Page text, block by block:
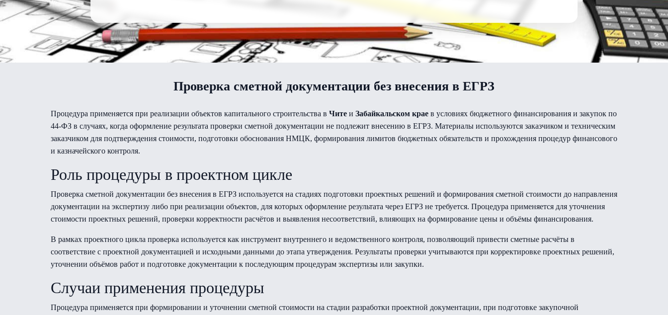
Проверка сметной документации без внесения в ЕГРЗ
Процедура применяется при реализации объектов капитального строительства в Чите и Забайкальском крае в условиях бюджетного финансирования и закупок по
44-ФЗ в случаях, когда оформление результата проверки сметной документации не подлежит внесению в ЕГРЗ. Материалы используются заказчиком и техническим
заказчиком для подтверждения стоимости, подготовки обоснования НМЦК, формирования лимитов бюджетных обязательств и прохождения процедур финансового
и казначейского контроля.
Роль процедуры в проектном цикле
Проверка сметной документации без внесения в ЕГРЗ используется на стадиях подготовки проектных решений и формирования сметной стоимости до направления
документации на экспертизу либо при реализации объектов, для которых оформление результата через ЕГРЗ не требуется. Процедура применяется для уточнения
стоимости проектных решений, проверки корректности расчётов и выявления несоответствий, влияющих на формирование цены и объёмы финансирования.
В рамках проектного цикла проверка используется как инструмент внутреннего и ведомственного контроля, позволяющий привести сметные расчёты в
соответствие с проектной документацией и исходными данными до этапа утверждения. Результаты проверки учитываются при корректировке проектных решений,
уточнении объёмов работ и подготовке документации к последующим процедурам экспертизы или закупки.
Случаи применения процедуры
Процедура применяется при формировании и уточнении сметной стоимости на стадии разработки проектной документации, при подготовке закупочной